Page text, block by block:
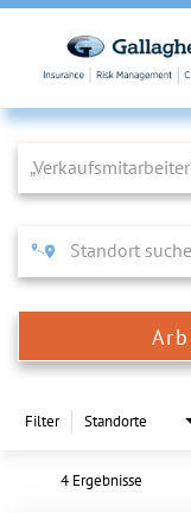
Job Search Page
Filter Standorte
4 Ergebnisse